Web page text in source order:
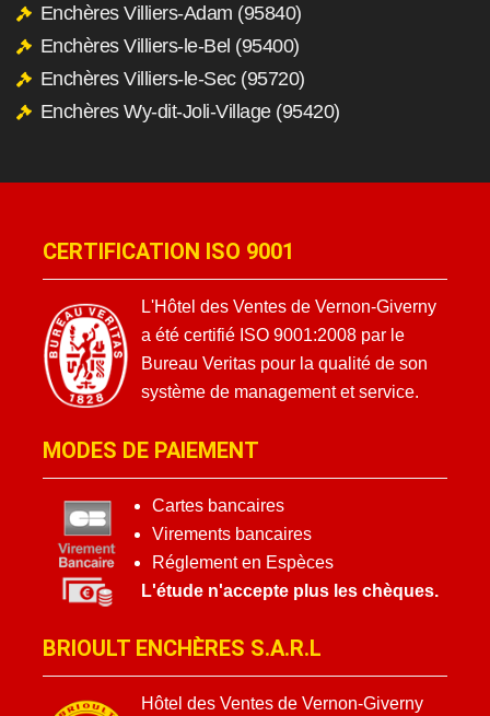
Enchères Villiers-Adam (95840)
Enchères Villiers-le-Bel (95400)
Enchères Villiers-le-Sec (95720)
Enchères Wy-dit-Joli-Village (95420)
CERTIFICATION ISO 9001
L'Hôtel des Ventes de Vernon-Giverny
a été certifié ISO 9001:2008 par le
Bureau Veritas pour la qualité de son
système de management et service.
MODES DE PAIEMENT
Cartes bancaires
Virements bancaires
Réglement en Espèces
L'étude n'accepte plus les chèques.
BRIOULT ENCHÈRES S.A.R.L
Hôtel des Ventes de Vernon-Giverny